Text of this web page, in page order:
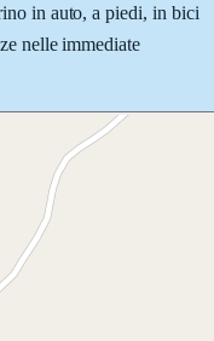
in auto, a piedi, in bici
nelle immediate